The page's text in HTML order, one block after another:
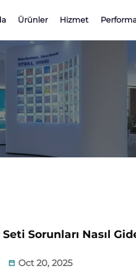
Ürünler Hizmet
Sorunları Nasıl
Oct 20, 2025